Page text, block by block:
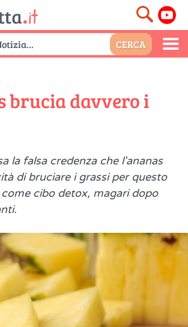
brucia davvero i
la falsa credenza che l'ananas
di bruciare i grassi per questo
cibo detox, magari dopo